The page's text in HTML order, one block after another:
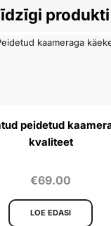
produkti
peidetud
kvaliteet
€69.00
LOE EDASI